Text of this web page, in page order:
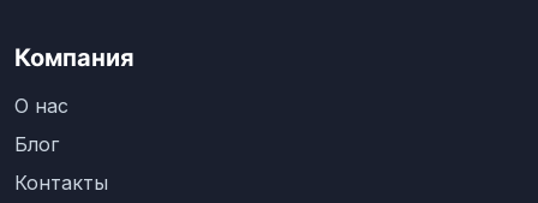
Компания
О нас
Блог
Контакты